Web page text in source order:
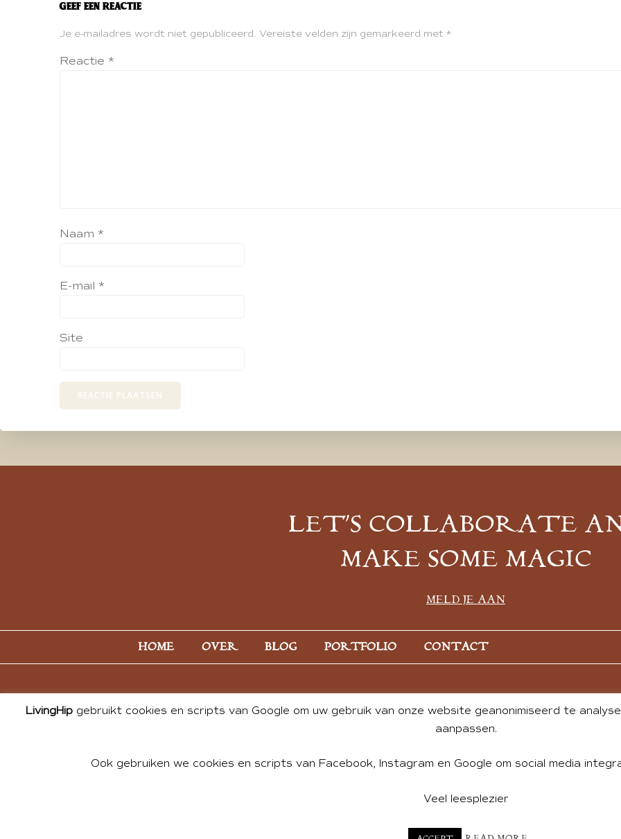
Geef een reactie
Je e-mailadres wordt niet gepubliceerd. Vereiste velden zijn gemarkeerd met *
Reactie *
Naam *
E-mail *
Site
LET’S COLLABORATE
MAKE SOME MAGIC
MELD JE AAN
HOME OVER BLOG PORTFOLIO CONTACT
© 2026 ALL PHOTOS & CONTENT BY ANDREA DE GROOT. WEBSITE DESIGN BY
LivingHip gebruikt cookies en scripts van Google om uw gebruik van onze website geanonimiseerd te
aanpassen.
Ook gebruiken we cookies en scripts van Facebook, Instagram en Google om social media
Veel leesplezier